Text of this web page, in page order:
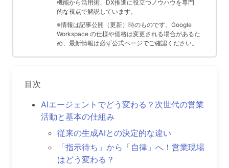
機能から活用術、DX推進に役立つノウハウを専門
的な視点で解説しています。
※情報は記事公開（更新）時のものです。Google
Workspace の仕様や価格は変更される場合があるた
め、最新情報は必ず公式ページでご確認ください。
目次
AIエージェントでどう変わる？次世代の営業
活動と基本の仕組み
従来の生成AIとの決定的な違い
「指示待ち」から「自律」へ！営業現場
はどう変わる？